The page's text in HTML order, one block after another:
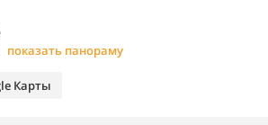
показать панораму
Карты